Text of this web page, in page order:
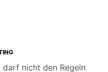
nicht den Regeln